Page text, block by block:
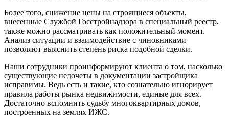
Более того, снижение цены на строящиеся объекты,
внесенные Службой Госстройнадзора в специальный реестр,
также можно рассматривать как положительный момент.
Анализ ситуации и взаимодействие с чиновниками
позволяют выяснить степень риска подобной сделки.
Наши сотрудники проинформируют клиента о том, насколько
существующие недочеты в документации застройщика
исправимы. Ведь есть и такие, кто сознательно игнорирует
правила работы рынка недвижимости, единые для всех.
Достаточно вспомнить судьбу многоквартирных домов,
построенных на землях ИЖС.